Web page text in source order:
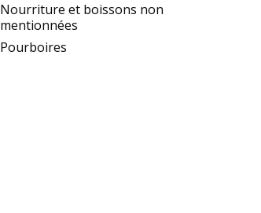
Nourriture et boissons non
mentionnées
Pourboires